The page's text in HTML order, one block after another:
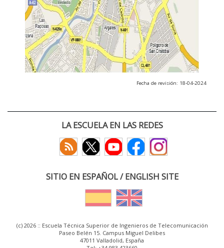
Fecha de revisión: 18-04-2024
LA ESCUELA EN LAS REDES
SITIO EN ESPAÑOL / ENGLISH SITE
(c) 2026 :: Escuela Técnica Superior de Ingenieros de Telecomunicación
Paseo Belén 15. Campus Miguel Delibes
47011 Valladolid, España